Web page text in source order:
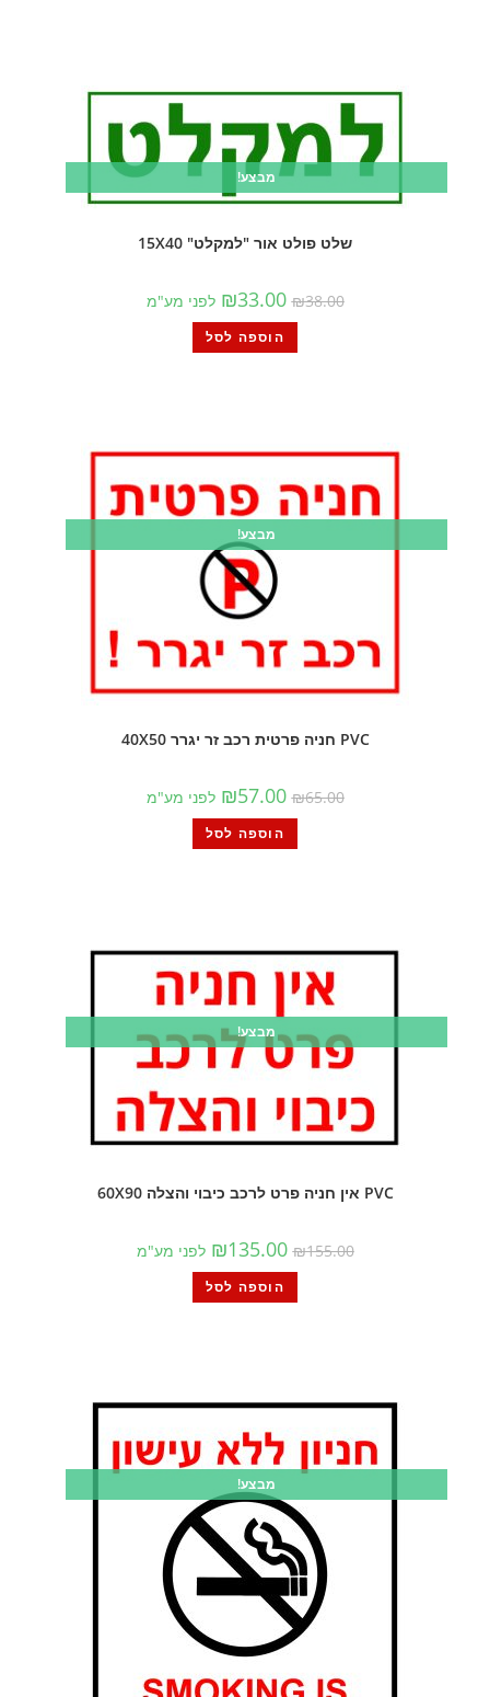
מבצע!
שלט פולט אור "למקלט" 15X40
₪38.00
₪33.00 לפני מע"מ
הוספה לסל
מבצע!
PVC חניה פרטית רכב זר יגרר 40X50
₪65.00
₪57.00 לפני מע"מ
הוספה לסל
מבצע!
PVC אין חניה פרט לרכב כיבוי והצלה 60X90
₪155.00
₪135.00 לפני מע"מ
הוספה לסל
מבצע!